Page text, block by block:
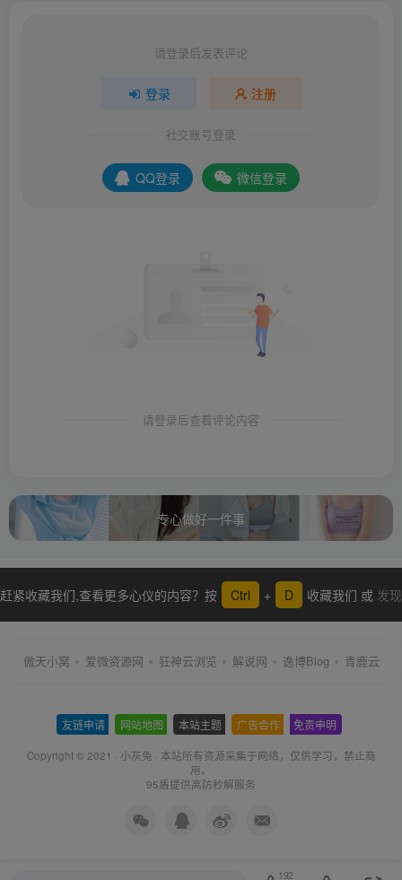
请登录后发表评论
登录 注册
社交账号登录
QQ登录 微信登录
请登录后查看评论内容
专心做好一件事
赶紧收藏我们,查看更多心仪的内容？按 Ctrl + D 收藏我们 或 发现
傲天小窝 爱微资源网 狂神云浏览 解说网 逸博Blog 青鹿云
友链申请 网站地图 本站主题 广告合作 免责申明
Copyright © 2021 · 小灰兔 · 本站所有资源采集于网络，仅供学习，禁止商
用。
95盾提供高防秒解服务
192